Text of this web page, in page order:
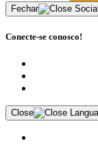
Fechar
Conecte-se conosco!
Close